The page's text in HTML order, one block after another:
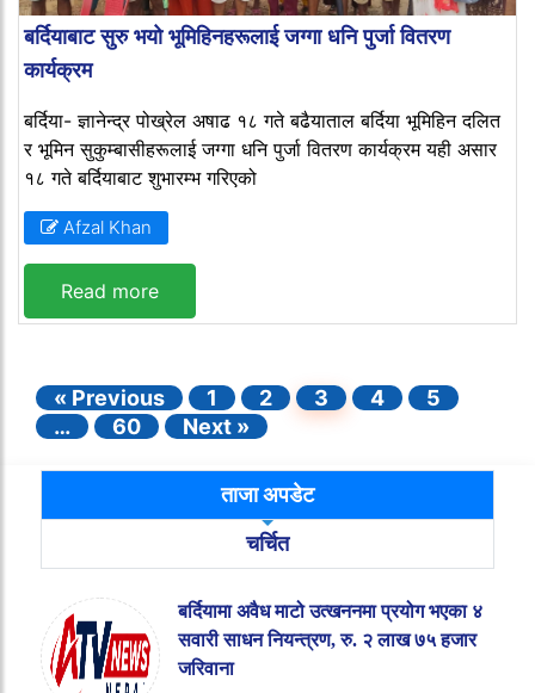
बर्दियाबाट सुरु भयो भूमिहिनहरूलाई जग्गा धनि पुर्जा वितरण
कार्यक्रम
बर्दिया- ज्ञानेन्द्र पोख्रेल अषाढ १८ गते बढैयाताल बर्दिया भूमिहिन दलित
र भूमिन सुकुम्बासीहरूलाई जग्गा धनि पुर्जा वितरण कार्यक्रम यही असार
१८ गते बर्दियाबाट शुभारम्भ गरिएको
Afzal Khan
Read more
« Previous 1 2 3 4
5
…
60 Next »
ताजा अपडेट
चर्चित
बर्दियामा मृत अवस्थामा वयस्क भाले गैंडा फेला
साउन १८, २०८३ सोमबार 77 Views